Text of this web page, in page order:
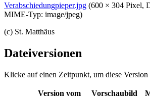
Verabschiedungpieper.jpg (600 × 304 Pixel,
MIME-Typ: image/jpeg)
(c) St. Matthäus
Dateiversionen
Klicke auf einen Zeitpunkt, um diese Version
Version vom Vorschaubild